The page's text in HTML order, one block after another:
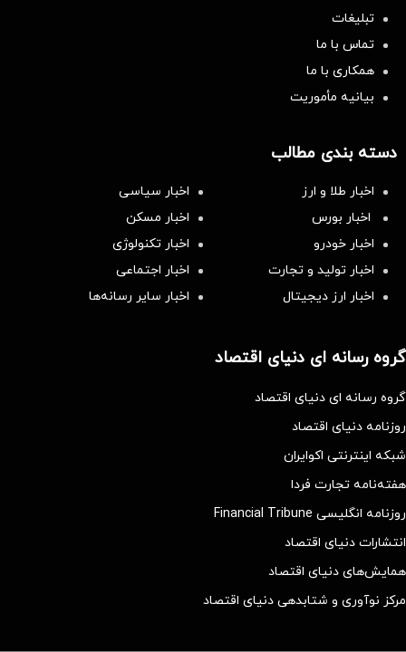
تبلیغات
تماس با ما
همکاری با ما
بیانیه مأموریت
دسته بندی مطالب
اخبار طلا و ارز
اخبار سیاسی
اخبار بورس
اخبار مسکن
اخبار خودرو
اخبار تکنولوژی
اخبار تولید و تجارت
اخبار اجتماعی
اخبار ارز دیجیتال
اخبار سایر رسانه‌‌ها
گروه رسانه ای دنیای اقتصاد
گروه رسانه ای دنیای اقتصاد
روزنامه دنیای اقتصاد
شبکه اینترنتی اکوایران
هفته‌نامه تجارت فردا
روزنامه انگلیسی Financial Tribune
انتشارات دنیای اقتصاد
همایش‌های دنیای اقتصاد
مرکز نوآوری و شتابدهی دنیای اقتصاد